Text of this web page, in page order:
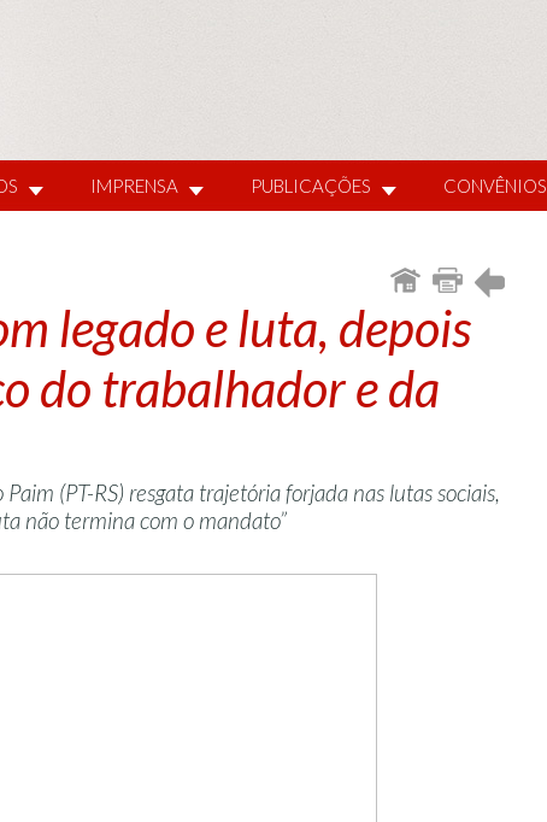
IMPRENSA PUBLICAÇÕES CONVÊNIOS
legado e luta, depois
do trabalhador e da
(PT-RS) resgata trajetória forjada nas lutas sociais,
não termina com o mandato”